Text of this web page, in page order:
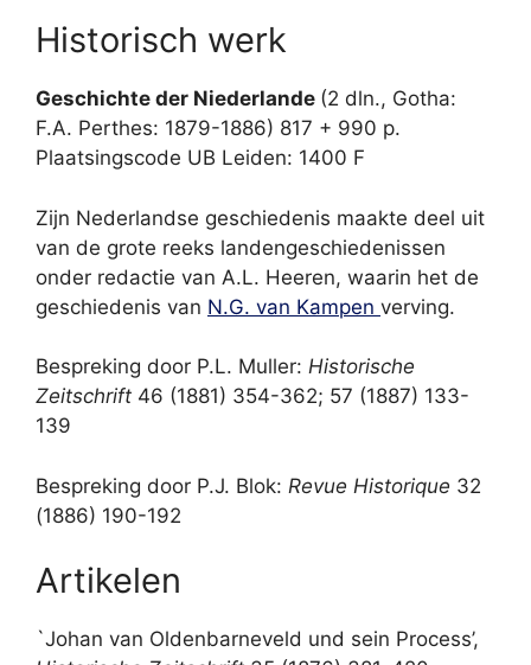
Historisch werk
Geschichte der Niederlande (2 dln., Gotha:
F.A. Perthes: 1879-1886) 817 + 990 p.
Plaatsingscode UB Leiden: 1400 F
Zijn Nederlandse geschiedenis maakte deel uit
van de grote reeks landengeschiedenissen
onder redactie van A.L. Heeren, waarin het de
geschiedenis van N.G. van Kampen verving.
Bespreking door P.L. Muller: Historische
Zeitschrift 46 (1881) 354-362; 57 (1887) 133-
139
Bespreking door P.J. Blok: Revue Historique 32
(1886) 190-192
Artikelen
`Johan van Oldenbarneveld und sein Process’,